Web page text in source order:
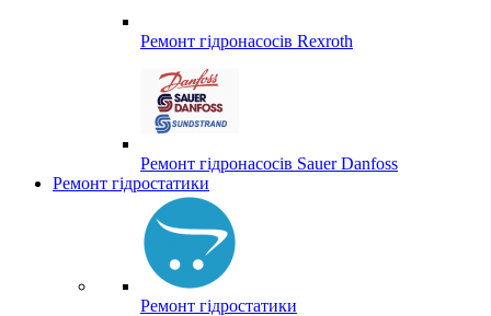
Ремонт гідронасосів Rexroth
Ремонт гідронасосів Sauer Danfoss
Ремонт гідростатики
Ремонт гідростатики